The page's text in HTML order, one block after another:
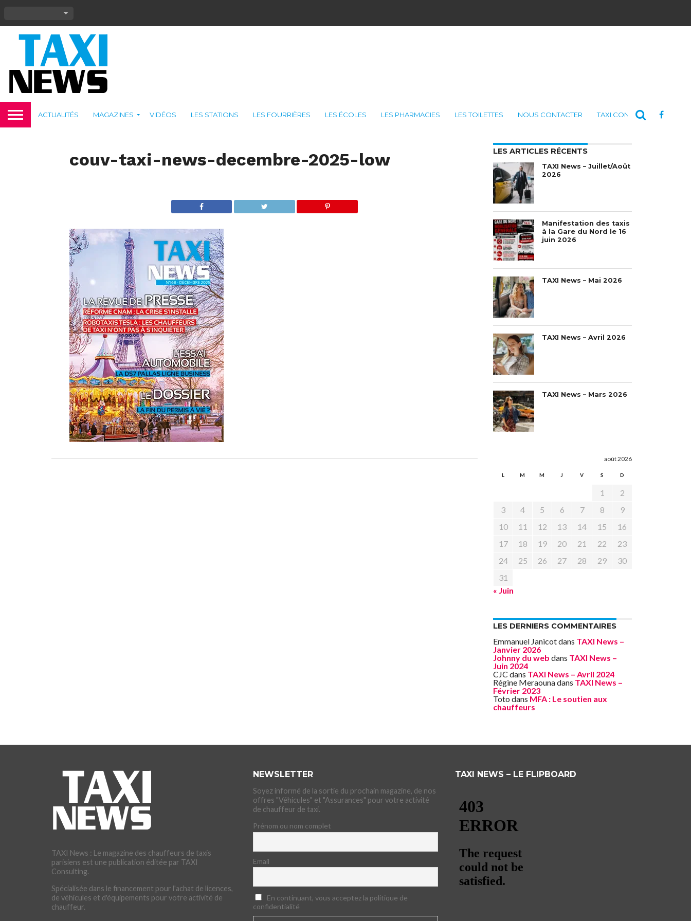
ACTUALITÉS MAGAZINES VIDÉOS LES STATIONS LES FOURRIÈRES LES ÉCOLES LES PHARMACIES LES TOILETTES NOUS CONTACTER TAXI CONSULTING
couv-taxi-news-decembre-2025-low LES ARTICLES RÉCENTS
TAXI News – Juillet/Août
2026
Manifestation des taxis
à la Gare du Nord le 16
juin 2026
TAXI News – Mai 2026
TAXI News – Avril 2026
TAXI News – Mars 2026
août 2026
L M M J V S D
1
2
3
4 5 6 7 8
9
10
11 12 13 14 15
16
17
18 19 20 21 22
23
24
25 26 27 28 29
30
31
« Juin
LES DERNIERS COMMENTAIRES
Emmanuel Janicotdans TAXI News –
Janvier 2026
Johnny du web dans TAXI News –
Juin 2024
CJC dans TAXI News – Avril 2024
Régine Meraounadans TAXI News –
Février 2023
Toto dans MFA : Le soutien aux
chauffeurs
TAXI News : Le magazine des chauffeurs de taxis
parisiens est une publication éditée par TAXI
Consulting.
Spécialisée dans le financement pour l'achat de licences,
de véhicules et d'équipements pour votre activité de
chauffeur.
NEWSLETTER
Soyez informé de la sortie du prochain magazine, de nos
offres "Véhicules" et "Assurances" pour votre activité
de chauffeur de taxi.
Prénom ou nom complet
Email
En continuant, vous acceptez la politique de
confidentialité
TAXI NEWS – LE FLIPBOARD